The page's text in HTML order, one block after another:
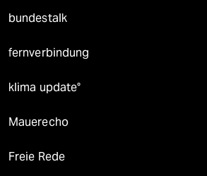
bundestalk
fernverbindung
klima update°
Mauerecho
Freie Rede